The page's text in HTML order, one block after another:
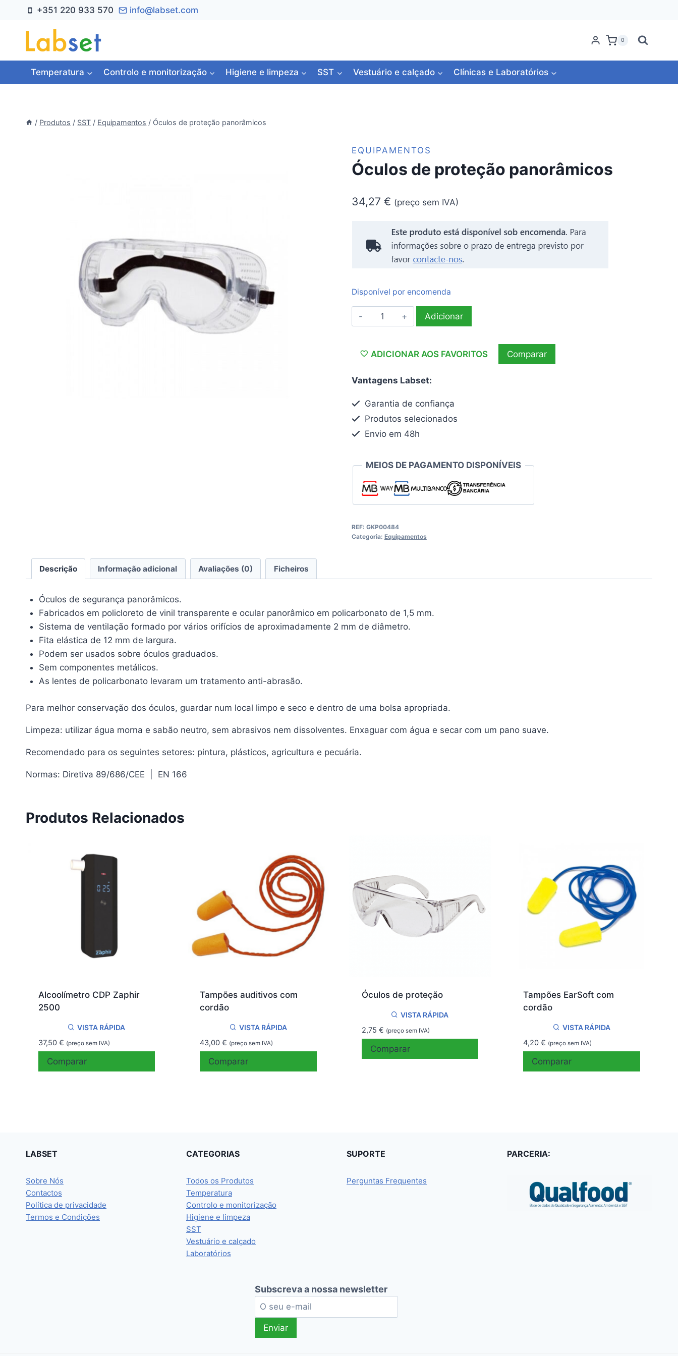
content
+351 220 933 570 info@labset.com
0
Temperatura Controlo e monitorização Higiene e limpeza SST Vestuário e calçado Clínicas e Laboratórios
/ Produtos / SST / Equipamentos / Óculos de proteção panorâmicos
EQUIPAMENTOS
Óculos de proteção panorâmicos
34,27 € (preço sem IVA)
Disponível por encomenda
Quantidade
de
de
panorâmicos
Adicionar
ADICIONAR AOS FAVORITOS Comparar
Vantagens Labset:
Garantia de confiança
Produtos selecionados
Envio em 48h
MEIOS DE PAGAMENTO DISPONÍVEIS
REF: GKP00484
Categoria: Equipamentos
Descrição Informação adicional Avaliações (0) Ficheiros
Óculos de segurança panorâmicos.
Fabricados em policloreto de vinil transparente e ocular panorâmico em policarbonato de 1,5 mm.
Sistema de ventilação formado por vários orifícios de aproximadamente 2 mm de diâmetro.
Fita elástica de 12 mm de largura.
Podem ser usados sobre óculos graduados.
Sem componentes metálicos.
As lentes de policarbonato levaram um tratamento anti-abrasão.
Para melhor conservação dos óculos, guardar num local limpo e seco e dentro de uma bolsa apropriada.
Limpeza: utilizar água morna e sabão neutro, sem abrasivos nem dissolventes. Enxaguar com água e secar com um pano suave.
Recomendado para os seguintes setores: pintura, plásticos, agricultura e pecuária.
Normas: Diretiva 89/686/CEE | EN 166
Produtos Relacionados
Alcoolímetro CDP Zaphir
2500
VISTA RÁPIDA
37,50 € (preço sem IVA)
Comparar
Tampões auditivos com
cordão
VISTA RÁPIDA
43,00 € (preço sem IVA)
Comparar
Óculos de proteção
VISTA RÁPIDA
2,75 € (preço sem IVA)
Comparar
Tampões EarSoft com
cordão
VISTA RÁPIDA
4,20 € (preço sem IVA)
Comparar
LABSET
Sobre Nós
Contactos
Política de privacidade
Termos e Condições
CATEGORIAS
Todos os Produtos
Temperatura
Controlo e monitorização
Higiene e limpeza
SST
Vestuário e calçado
Laboratórios
SUPORTE
Perguntas Frequentes
PARCERIA:
Subscreva a nossa newsletter